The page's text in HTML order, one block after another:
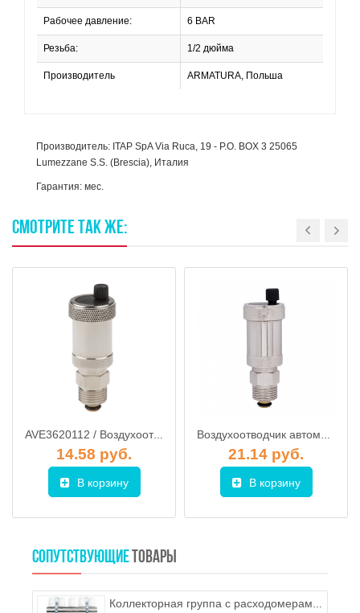
Рабочее давление: 6 BAR
Резьба: 1/2 дюйма
Производитель ARMATURA, Польша
Производитель: ITAP SpA Via Ruca, 19 - P.O. BOX 3 25065
Lumezzane S.S. (Brescia), Италия
Гарантия: мес.
СМОТРИТЕ ТАКЖЕ:
AVE3620112 / Воздухоотводчик автоматический 1/2" с отсекающим клапаном, AV Engineering
14.58 руб.
В корзину
Воздухоотводчик автоматический с отсекающим клапаном 1/2" ProFactor
21.14 руб.
В корзину
СОПУТСТВУЮЩИЕ ТОВАРЫ
Коллекторная группа с расходомерами и регулировочными клапанами PROFACTOR на 3 выхода